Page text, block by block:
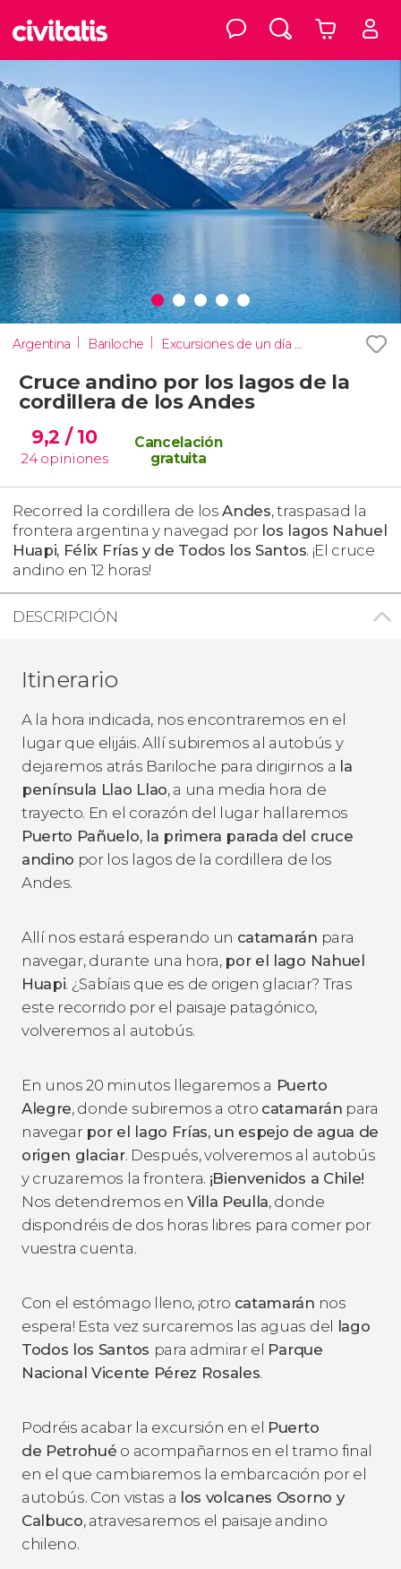
Argentina Bariloche Excursiones de un día en Bariloche
Cruce andino por los lagos de la
cordillera de los Andes
9,2 / 10
24 opiniones
Cancelación
gratuita
Recorred la cordillera de losAndes, traspasad la
frontera argentina y navegad por los lagos Nahuel
Huapi, Félix Frías y de Todos los Santos. ¡El cruce
andino en 12 horas!
DESCRIPCIÓN
Itinerario
A la hora indicada, nos encontraremos en el
lugar que elijáis. Allí subiremos al autobús y
dejaremos atrás Bariloche para dirigirnos a la
península Llao Llao, a una media hora de
trayecto. En el corazón del lugar hallaremos
Puerto Pañuelo, la primera parada del cruce
andino por los lagos de la cordillera de los
Andes.
Allí nos estará esperando un catamarán para
navegar, durante una hora, por el lago Nahuel
Huapi. ¿Sabíais que es de origen glaciar? Tras
este recorrido por el paisaje patagónico,
volveremos al autobús.
En unos 20 minutos llegaremos a Puerto
Alegre, donde subiremos a otro catamarán para
navegar por el lago Frías, un espejo de agua de
origen glaciar. Después, volveremos al autobús
y cruzaremos la frontera. ¡Bienvenidos a Chile!
Nos detendremos en Villa Peulla, donde
dispondréis de dos horas libres para comer por
vuestra cuenta.
Con el estómago lleno, ¡otro catamarán nos
espera! Esta vez surcaremos las aguas del lago
Todos los Santos para admirar el Parque
Nacional Vicente Pérez Rosales.
Podréis acabar la excursión en el Puerto
de Petrohué o acompañarnos en el tramo final
en el que cambiaremos la embarcación por el
autobús. Con vistas a los volcanes Osorno y
Calbuco, atravesaremos el paisaje andino
chileno.